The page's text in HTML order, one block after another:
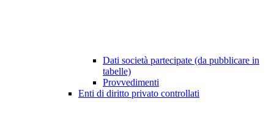
Dati società partecipate (da pubblicare in
tabelle)
Provvedimenti
Enti di diritto privato controllati